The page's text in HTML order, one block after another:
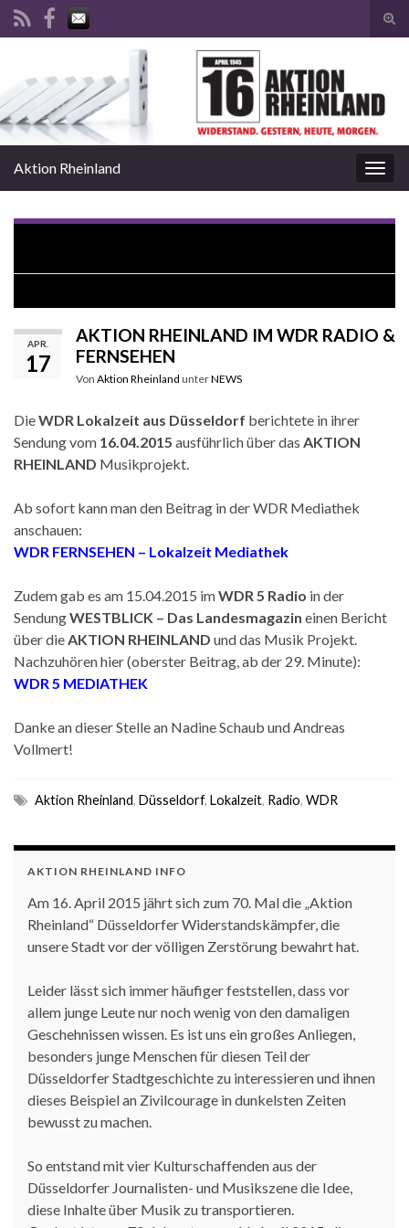
Search for:
Aktion Rheinland
APR.
17
AKTION RHEINLAND IM WDR RADIO &
FERNSEHEN
Von Aktion Rheinland unterNEWS
DieWDR Lokalzeit aus Düsseldorf berichtete in ihrer
Sendung vom 16.04.2015 ausführlich über das AKTION
RHEINLAND Musikprojekt.
Ab sofort kann man den Beitrag in der WDR Mediathek
anschauen:
WDR FERNSEHEN – Lokalzeit Mediathek
Zudem gab es am 15.04.2015 imWDR 5 Radio in der
SendungWESTBLICK – Das Landesmagazin einen Bericht
über die AKTION RHEINLAND und das Musik Projekt.
Nachzuhören hier (oberster Beitrag, ab der 29. Minute):
WDR 5 MEDIATHEK
Danke an dieser Stelle an Nadine Schaub und Andreas
Vollmert!
Aktion Rheinland, Düsseldorf, Lokalzeit, Radio, WDR
AKTION RHEINLAND INFO
Am 16. April 2015 jährt sich zum 70. Mal die „Aktion
Rheinland“ Düsseldorfer Widerstandskämpfer, die
unsere Stadt vor der völligen Zerstörung bewahrt hat.
Leider lässt sich immer häufiger feststellen, dass vor
allem junge Leute nur noch wenig von den damaligen
Geschehnissen wissen. Es ist uns ein großes Anliegen,
besonders junge Menschen für diesen Teil der
Düsseldorfer Stadtgeschichte zu interessieren und ihnen
dieses Beispiel an Zivilcourage in dunkelsten Zeiten
bewusst zu machen.
So entstand mit vier Kulturschaffenden aus der
Düsseldorfer Journalisten- und Musikszene die Idee,
diese Inhalte über Musik zu transportieren.